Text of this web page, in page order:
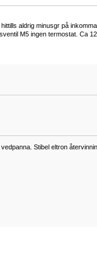
aldrig minusgr på
M5 ingen termostat. Ca
Stibel eltron